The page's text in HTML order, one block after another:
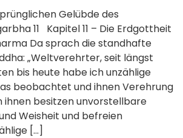
Gelübde des
11 Kapitel 11 – Die Erdgottheit
Da sprach die standhafte
„Weltverehrter, seit längst
bis heute habe ich unzählige
beobachtet und ihnen Verehrung
ihnen besitzen unvorstellbare
Weisheit und befreien
[…]